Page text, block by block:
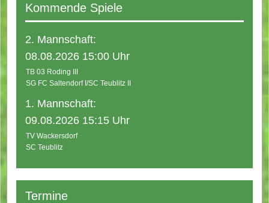
Kommende Spiele
2. Mannschaft:
08.08.2026 15:00 Uhr
TB 03 Roding III
SG FC Saltendorf I/SC Teublitz II
1. Mannschaft:
09.08.2026 15:15 Uhr
TV Wackersdorf
SC Teublitz
Termine